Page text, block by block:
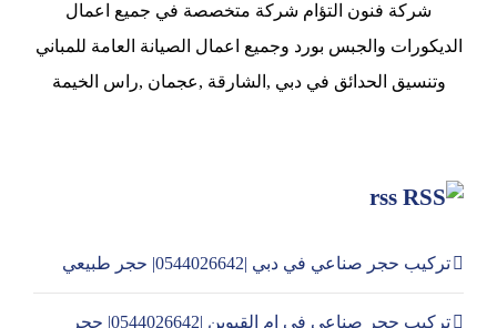
شركة فنون التؤام شركة متخصصة في جميع اعمال
الديكورات والجبس بورد وجميع اعمال الصيانة العامة للمباني
وتنسيق الحدائق في دبي ,الشارقة ,عجمان ,راس الخيمة
rss
تركيب حجر صناعي في دبي |0544026642| حجر طبيعي
تركيب حجر صناعي في ام القيوين |0544026642| حجر